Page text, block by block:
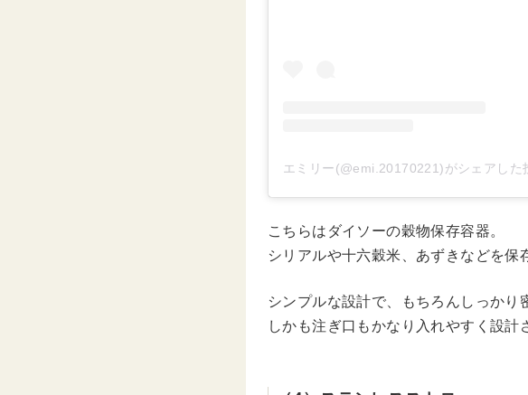
エミリー(@emi.20170221)がシェアした
こちらはダイソーの穀物保存容器。
シリアルや十六穀米、あずきなどを保
シンプルな設計で、もちろんしっかり
しかも注ぎ口もかなり入れやすく設計